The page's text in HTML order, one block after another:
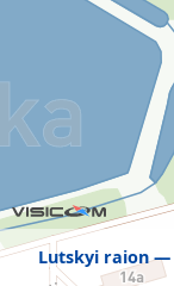
Lutskyi raion